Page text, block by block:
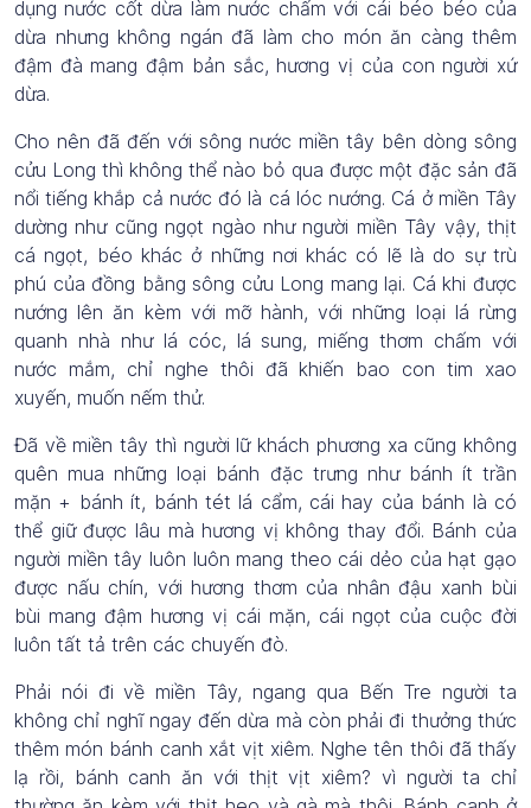
dụng nước cốt dừa làm nước chấm với cái béo béo của
dừa nhưng không ngán đã làm cho món ăn càng thêm
đậm đà mang đậm bản sắc, hương vị của con người xứ
dừa.
Cho nên đã đến với sông nước miền tây bên dòng sông
cửu Long thì không thể nào bỏ qua được một đặc sản đã
nổi tiếng khắp cả nước đó là cá lóc nướng. Cá ở miền Tây
dường như cũng ngọt ngào như người miền Tây vậy, thịt
cá ngọt, béo khác ở những nơi khác có lẽ là do sự trù
phú của đồng bằng sông cửu Long mang lại. Cá khi được
nướng lên ăn kèm với mỡ hành, với những loại lá rừng
quanh nhà như lá cóc, lá sung, miếng thơm chấm với
nước mắm, chỉ nghe thôi đã khiến bao con tim xao
xuyến, muốn nếm thử.
Đã về miền tây thì người lữ khách phương xa cũng không
quên mua những loại bánh đặc trưng như bánh ít trần
mặn + bánh ít, bánh tét lá cẩm, cái hay của bánh là có
thể giữ được lâu mà hương vị không thay đổi. Bánh của
người miền tây luôn luôn mang theo cái dẻo của hạt gạo
được nấu chín, với hương thơm của nhân đậu xanh bùi
bùi mang đậm hương vị cái mặn, cái ngọt của cuộc đời
luôn tất tả trên các chuyến đò.
Phải nói đi về miền Tây, ngang qua Bến Tre người ta
không chỉ nghĩ ngay đến dừa mà còn phải đi thưởng thức
thêm món bánh canh xắt vịt xiêm. Nghe tên thôi đã thấy
lạ rồi, bánh canh ăn với thịt vịt xiêm? vì người ta chỉ